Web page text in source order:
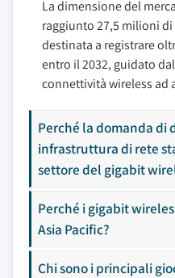
La dimensione del
raggiunto 27,5 milioni
destinata a registrare
entro il 2032, guidato
connettività wireless ad
Perché la domanda di
infrastruttura di rete
settore del gigabit
Perché i gigabit
Asia Pacific?
Chi sono i principali